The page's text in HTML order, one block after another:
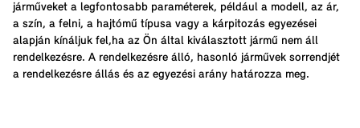
járműveket a legfontosabb paraméterek, például a modell, az ár,
a szín, a felni, a hajtómű típusa vagy a kárpitozás egyezései
alapján kínáljuk fel,ha az Ön által kiválasztott jármű nem áll
rendelkezésre. A rendelkezésre álló, hasonló járművek sorrendjét
a rendelkezésre állás és az egyezési arány határozza meg.